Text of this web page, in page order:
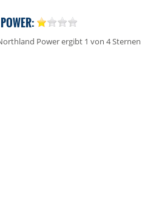
Power ergibt 1 von 4 Sternen